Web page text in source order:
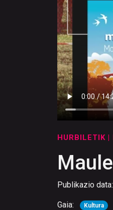
HURBILETIK |
Publikazio data:
Gaia: Kultura